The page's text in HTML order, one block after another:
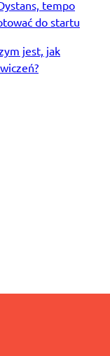
tempo
do startu
jest, jak